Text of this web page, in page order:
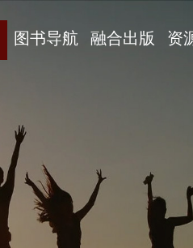
图书导航 融合出版 资